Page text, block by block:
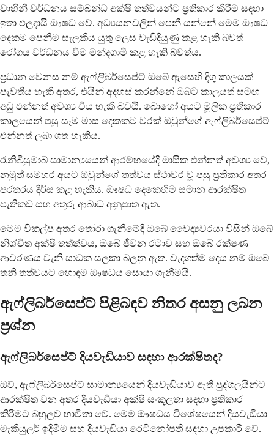
වාහිනී වර්ධනය සම්බන්ධ අක්ෂි තත්වයන්ට ප්‍රතිකාර කිරීම සඳහා
ඉතා ඵලදායී ඖෂධ වේ. අධ්‍යයනවලින් පෙනී යන්නේ මෙම ඖෂධ
දෙකම පෙනීම සැලකිය යුතු ලෙස වැඩිදියුණු කළ හැකි බවත්
රෝගය වර්ධනය වීම මන්දගාමී කළ හැකි බවත්ය.
ප්‍රධාන වෙනස නම් ඇෆ්ලිබර්සෙප්ට් ඔබේ ඇසෙහි දිගු කාලයක්
පැවතිය හැකි අතර, එයින් අදහස් කරන්නේ ඔබට කාලයත් සමඟ
අඩු එන්නත් අවශ්‍ය විය හැකි බවයි. බොහෝ අයට මූලික ප්‍රතිකාර
කාලයෙන් පසු සෑම මාස දෙකකට වරක් ඔවුන්ගේ ඇෆ්ලිබර්සෙප්ට්
එන්නත් ලබා ගත හැකිය.
රැනිබිසුමාබ් සාමාන්‍යයෙන් ආරම්භයේදී මාසික එන්නත් අවශ්‍ය වේ,
නමුත් සමහර අයට ඔවුන්ගේ තත්වය ස්ථාවර වූ පසු ප්‍රතිකාර අතර
පරතරය දීර්ඝ කළ හැකිය. ඖෂධ දෙකෙහිම සමාන ආරක්ෂිත
පැතිකඩ සහ අතුරු ආබාධ අනුපාත ඇත.
මෙම විකල්ප අතර තෝරා ගැනීමේදී ඔබේ වෛද්‍යවරයා විසින් ඔබේ
නිශ්චිත අක්ෂි තත්ත්වය, ඔබේ ජීවන රටාව සහ ඔබේ රක්ෂණ
ආවරණය වැනි සාධක සලකා බලනු ඇත. වැදගත්ම දෙය නම් ඔබේ
තනි තත්වයට හොඳම ඖෂධය සොයා ගැනීමයි.
ඇෆ්ලිබර්සෙප්ට් පිළිබඳව නිතර අසනු ලබන
ප්‍රශ්න
ඇෆ්ලිබර්සෙප්ට් දියවැඩියාව සඳහා ආරක්ෂිතද?
ඔව්, ඇෆ්ලිබර්සෙප්ට් සාමාන්‍යයෙන් දියවැඩියාව ඇති පුද්ගලයින්ට
ආරක්ෂිත වන අතර දියවැඩියා අක්ෂි සංකූලතා සඳහා ප්‍රතිකාර
කිරීමට බහුලව භාවිතා වේ. මෙම ඖෂධය විශේෂයෙන් දියවැඩියා
මැකියුලර් ඉදිමීම සහ දියවැඩියා රෙටිනෝපති සඳහා උපකාරී වේ.